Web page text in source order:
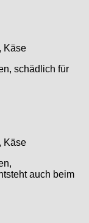
Käse
schädlich für
Käse
auch beim